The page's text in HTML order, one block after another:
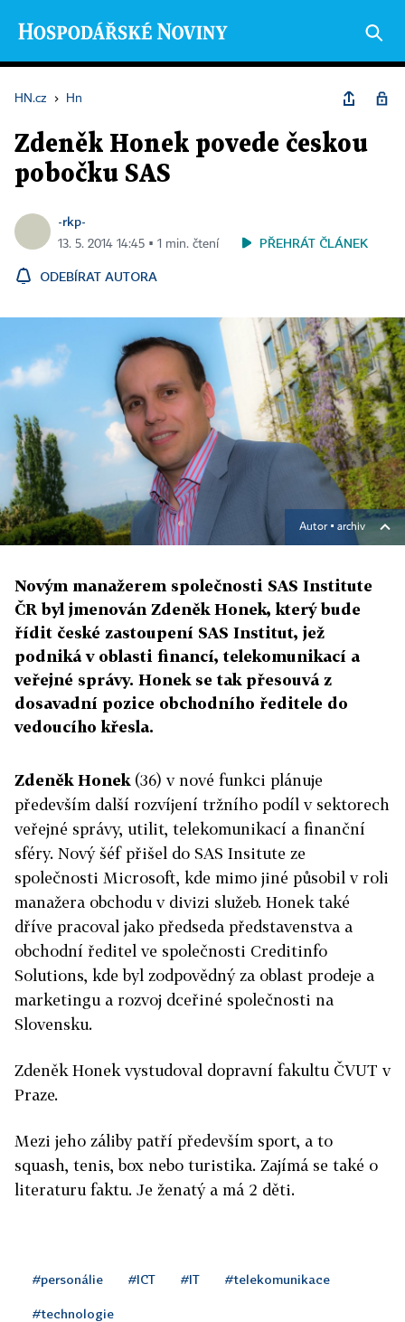
HN.cz › Hn
Zdeněk Honek povede českou
pobočku SAS
-rkp-
13. 5. 2014 14:45 ▪ 1 min. čtení PŘEHRÁT ČLÁNEK
ODEBÍRAT AUTORA
Autor ▪ archiv
Novým manažerem společnosti SAS Institute
ČR byl jmenován Zdeněk Honek, který bude
řídit české zastoupení SAS Institut, jež
podniká v oblasti financí, telekomunikací a
veřejné správy. Honek se tak přesouvá z
dosavadní pozice obchodního ředitele do
vedoucího křesla.
Zdeněk Honek (36) v nové funkci plánuje
především další rozvíjení tržního podíl v sektorech
veřejné správy, utilit, telekomunikací a finanční
sféry. Nový šéf přišel do SAS Insitute ze
společnosti Microsoft, kde mimo jiné působil v roli
manažera obchodu v divizi služeb. Honek také
dříve pracoval jako předseda představenstva a
obchodní ředitel ve společnosti Creditinfo
Solutions, kde byl zodpovědný za oblast prodeje a
marketingu a rozvoj dceřiné společnosti na
Slovensku.
Zdeněk Honek vystudoval dopravní fakultu ČVUT v
Praze.
Mezi jeho záliby patří především sport, a to
squash, tenis, box nebo turistika. Zajímá se také o
literaturu faktu. Je ženatý a má 2 děti.
#personálie #ICT #IT #telekomunikace
#technologie